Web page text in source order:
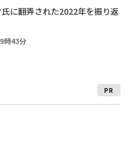
氏に翻弄された2022年を振り返
時43分
PR